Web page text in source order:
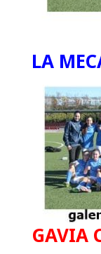
LA
GAVIA